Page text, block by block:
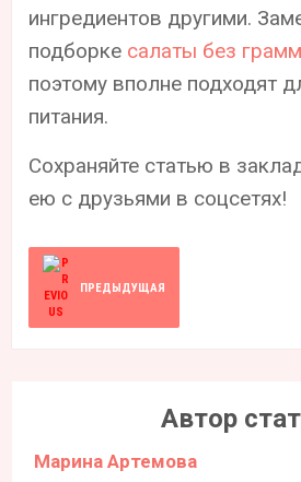
ингредиентов другими.
подборке салаты без
поэтому вполне подходят
питания.
Сохраняйте статью в
ею с друзьями в соцсетях!
ПРЕДЫДУЩАЯ
Автор
Марина Артемова